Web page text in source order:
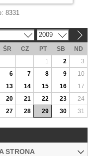
8331
2009
ŚR CZ PT SB
ND
1
2
3
6 7 8 9
10
13 14 15 16
17
20 21 22 23
24
27 28 29 30 31
STRONA